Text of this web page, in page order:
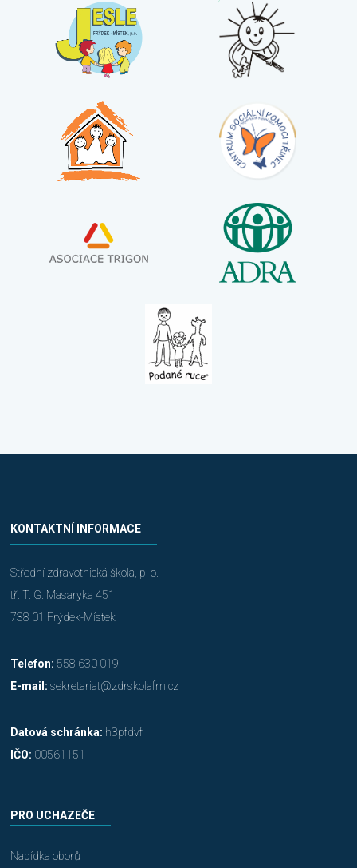
KONTAKTNÍ INFORMACE
Střední zdravotnická škola, p. o.
tř. T. G. Masaryka 451
738 01 Frýdek-Místek
Telefon: 558 630 019
E-mail: sekretariat@zdrskolafm.cz
Datová schránka: h3pfdvf
IČO: 00561151
PRO UCHAZEČE
Nabídka oborů